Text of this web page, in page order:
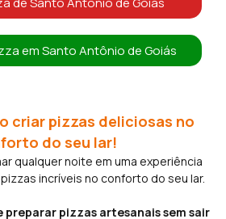
em Santo Antônio de Goiás
criar pizzas deliciosas no
do seu lar!
qualquer noite em uma experiência
incríveis no conforto do seu lar.
preparar pizzas artesanais sem sair